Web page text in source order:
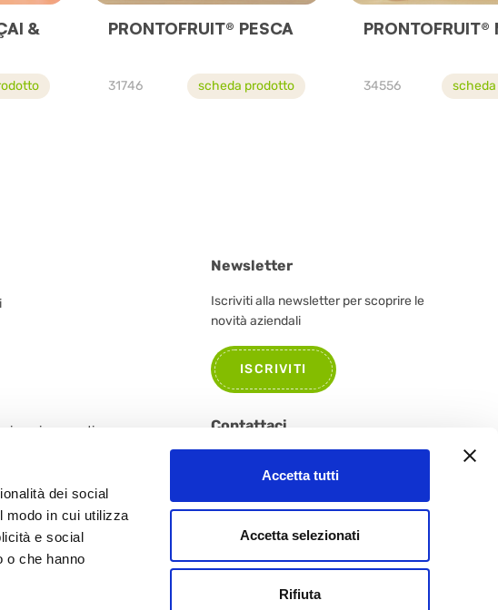
dei social
modo in cui utilizza
e social
o che hanno
Accetta tutti
Accetta selezionati
Rifiuta
&
PRONTOFRUIT® PESCA
31746 scheda prodotto
PRONTOFRUIT®
34556
gestione e
Newsletter
Iscriviti alla newsletter per scoprire le
novità aziendali
ISCRIVITI
Contattaci
non esitate a contattarci.
CONTATTACI